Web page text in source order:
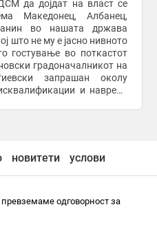
да дојдат на власт се
Македонец, Албанец,
во нашата држава
што не му е јасно нивното
гостување во поткастот
градоначалникот на
запрашан околу
и навреди
новитети услови
одговорност за